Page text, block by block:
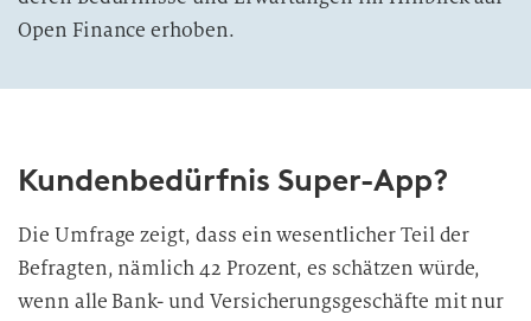
Open Finance erhoben.
Kundenbedürfnis Super-App?
Die Umfrage zeigt, dass ein wesentlicher Teil der
Befragten, nämlich 42 Prozent, es schätzen würde,
wenn alle Bank- und Versicherungsgeschäfte mit nur